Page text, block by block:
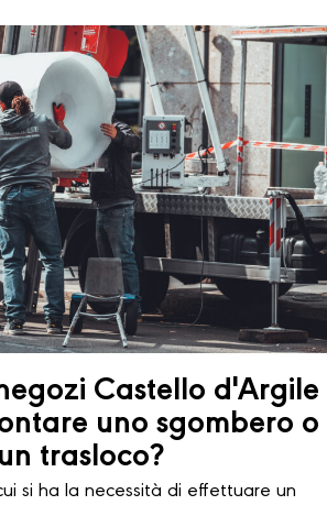
Castello d'Argile
uno sgombero o
un trasloco?
si ha la necessità di effettuare un